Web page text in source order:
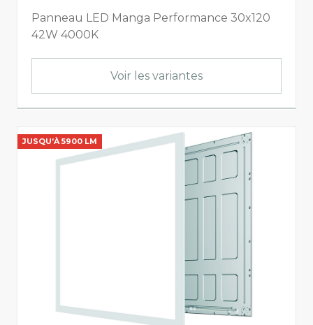
Afficher tout
L80B20
L80
Panneau LED Manga Performance 30x120
42W 4000K
Voir les variantes
JUSQU’À 5900 LM